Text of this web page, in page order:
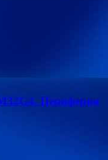
Периферия